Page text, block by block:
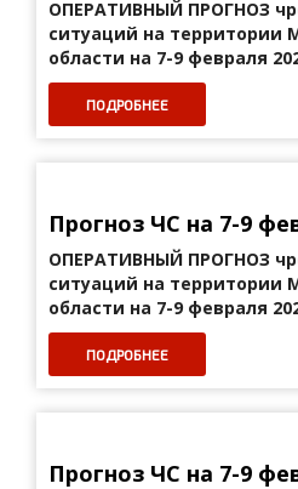
ОПЕРАТИВНЫЙ ПРОГНОЗ
ситуаций на территории
области на 7-9 февраля
ПОДРОБНЕЕ
Прогноз ЧС на 7-9
ОПЕРАТИВНЫЙ ПРОГНОЗ
ситуаций на территории
области на 7-9 февраля
ПОДРОБНЕЕ
Прогноз ЧС на 7-9